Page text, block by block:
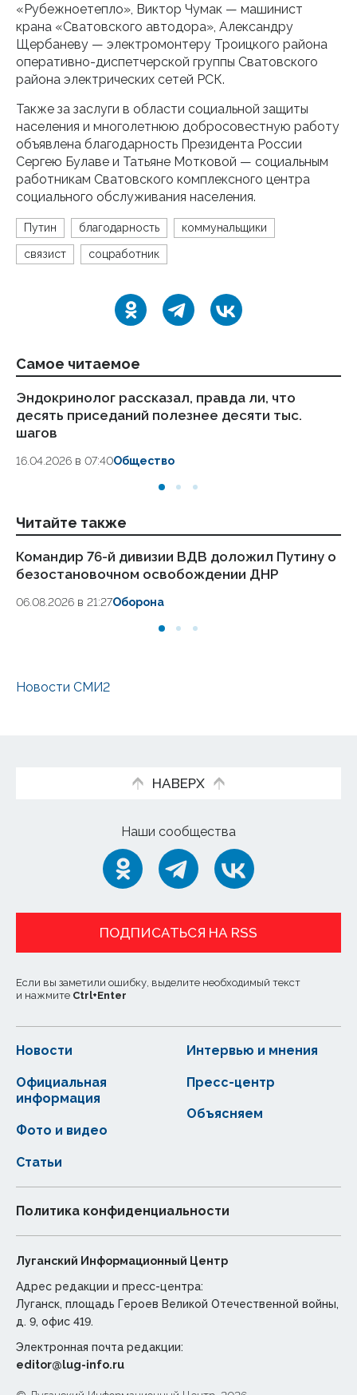
«Рубежноетепло», Виктор Чумак — машинист
крана «Сватовского автодора», Александру
Щербаневу — электромонтеру Троицкого района
оперативно-диспетчерской группы Сватовского
района электрических сетей РСК.
Также за заслуги в области социальной защиты
населения и многолетнюю добросовестную работу
объявлена благодарность Президента России
Сергею Булаве и Татьяне Мотковой — социальным
работникам Сватовского комплексного центра
социального обслуживания населения.
Путин благодарность коммунальщики
связист соцработник
Самое читаемое
Эндокринолог рассказал, правда ли, что
десять приседаний полезнее десяти тыс.
шагов
16.04.2026 в 07:40Общество
Читайте также
Командир 76-й дивизии ВДВ доложил Путину о
безостановочном освобождении ДНР
06.08.2026 в 21:27Оборона
Новости СМИ2
НАВЕРХ
Наши сообщества
ПОДПИСАТЬСЯ НА RSS
Если вы заметили ошибку, выделите необходимый текст
и нажмите Ctrl+Enter
Новости
Статьи
Официальная
информация
Интервью и мнения
Фото и видео
Пресс-центр
Объясняем
Политика конфиденциальности
Луганский Информационный Центр
Адрес редакции и пресс-центра:
Луганск, площадь Героев Великой Отечественной войны,
д. 9, офис 419.
Электронная почта редакции:
editor@lug-info.ru